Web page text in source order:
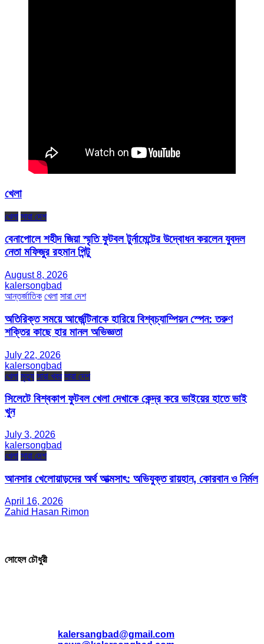
খেলা
খেলা সারা দেশ
বেনাপোলে শহীদ জিয়া স্মৃতি ফুটবল টুর্নামেন্টের উদ্বোধন করলেন যুবদল
নেতা মফিজুর রহমান পিন্টু
August 8, 2026
kalersongbad
আন্তর্জাতিক খেলা সারা দেশ
অতিরিক্ত সময়ে আর্জেন্টিনাকে হারিয়ে বিশ্বচ্যাম্পিয়ন স্পেন: তরুণ
শক্তির কাছে হার মানল অভিজ্ঞতা
July 22, 2026
kalersongbad
খেলা মৃত্যু সারা খবর সারা দেশ
সিলেটে বিশ্বকাপ ফুটবল খেলা দেখাকে কেন্দ্র করে ভাইয়ের হাতে ভাই
খুন
July 3, 2026
kalersongbad
খেলা সারা দেশ
আনসার খেলোয়াড়দের অর্থ আত্মসাৎ: অভিযুক্ত রায়হান, কোরবান ও নির্মল
April 16, 2026
Zahid Hasan Rimon
সোহেল চৌধুরী
kalersangbad@gmail.com